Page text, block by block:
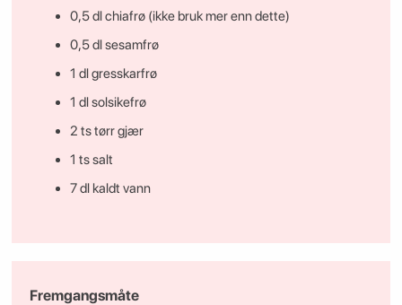
0,5 dl chiafrø (ikke bruk mer enn dette)
0,5 dl sesamfrø
1 dl gresskarfrø
1 dl solsikefrø
2 ts tørr gjær
1 ts salt
7 dl kaldt vann
Fremgangsmåte